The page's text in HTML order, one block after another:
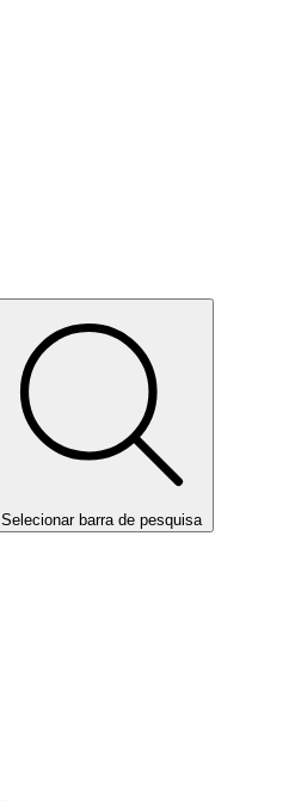
Selecionar barra de pesquisa